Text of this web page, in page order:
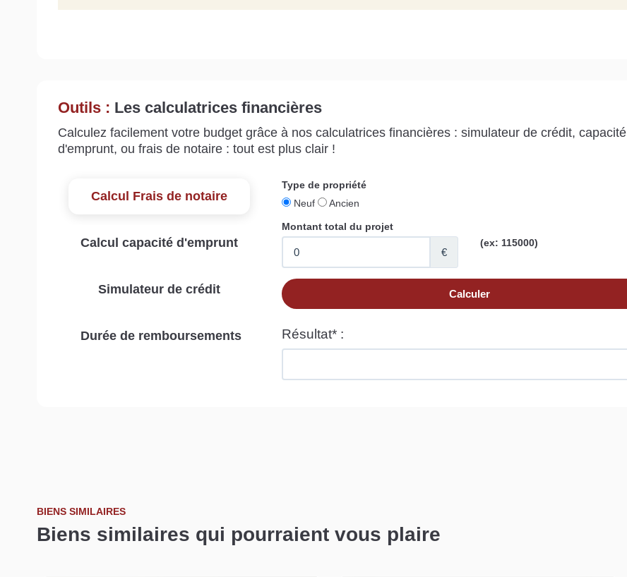
Outils : Les calculatrices financières
Calculez facilement votre budget grâce à nos calculatrices financières : simulateur de crédit, capacité
d'emprunt, ou frais de notaire : tout est plus clair !
Calcul Frais de notaire
Calcul capacité d'emprunt
Simulateur de crédit
Durée de remboursements
BIENS SIMILAIRES
Biens similaires qui pourraient vous plaire